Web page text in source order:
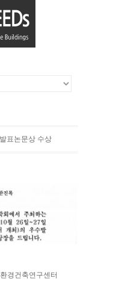
표논문상 수상
경건축연구센터